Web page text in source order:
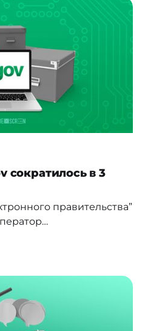
помощью нового
сведений. Для
регистрационный код
если
сократилось в 3
правительства”
правительства"
вопросов. Арман
своем блоге
АО "НИТ"